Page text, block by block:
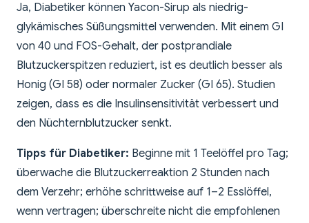
Ja, Diabetiker können Yacon-Sirup als niedrig-
glykämisches Süßungsmittel verwenden. Mit einem GI
von 40 und FOS-Gehalt, der postprandiale
Blutzuckerspitzen reduziert, ist es deutlich besser als
Honig (GI 58) oder normaler Zucker (GI 65). Studien
zeigen, dass es die Insulinsensitivität verbessert und
den Nüchternblutzucker senkt.
Tipps für Diabetiker: Beginne mit 1 Teelöffel pro Tag;
überwache die Blutzuckerreaktion 2 Stunden nach
dem Verzehr; erhöhe schrittweise auf 1–2 Esslöffel,
wenn vertragen; überschreite nicht die empfohlenen